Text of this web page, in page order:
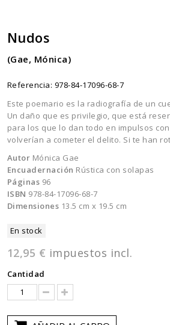
Nudos
(Gae, Mónica)
Referencia: 978-84-17096-68-7
Este poemario es la radiografía de un
Un daño que es privilegio, que está
para los que lo dan todo en impulsos
volverían a cometer el delito. Si te han
Autor Mónica Gae
Encuadernación Rústica con solapas
Páginas 96
ISBN 978-84-17096-68-7
Dimensiones 13.5 cm x 19.5 cm
En stock
12,95 € impuestos incl.
Cantidad